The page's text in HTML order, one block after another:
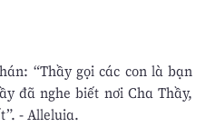
“Thầy gọi các con là bạn
đã nghe biết nơi Cha Thầy,
- Alleluia.